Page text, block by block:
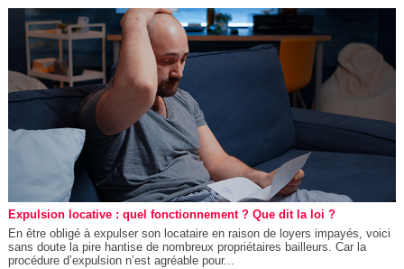
Expulsion locative : quel fonctionnement ? Que dit la loi ?
En être obligé à expulser son locataire en raison de loyers impayés, voici
sans doute la pire hantise de nombreux propriétaires bailleurs. Car la
procédure d’expulsion n’est agréable pour...